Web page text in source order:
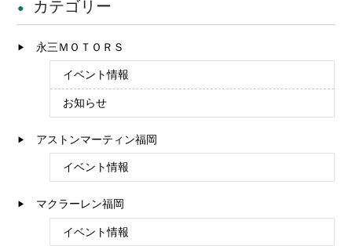
カテゴリー
永三ＭＯＴＯＲＳ
イベント情報
お知らせ
アストンマーティン福岡
イベント情報
マクラーレン福岡
イベント情報